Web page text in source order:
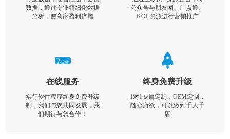
数据，通过专业精细化数据
分析，使商家盈利倍增
公众号与朋友圈、广点通、
KOL资源进行营销推广
在线服务
实行软件程序终身免费升级
制，我们与您共同发展，我
们期待与您合作！
终身免费升级
1对1专属定制，OEM定制，
随心所欲，可以做到千人千
店